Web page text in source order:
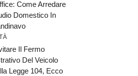
Come Arredare
Domestico In
Il Fermo
Del Veicolo
Legge 104, Ecco